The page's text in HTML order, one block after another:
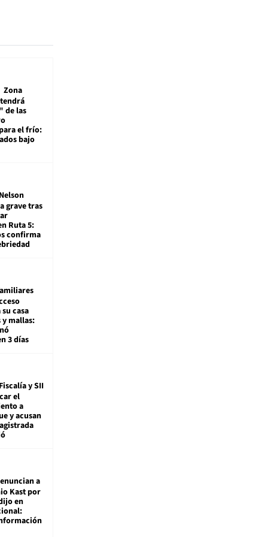
Zona
de las
el frío:
bajo
Nelson
grave tras
Ruta 5:
confirma
casa
mallas:
3 días
Fiscalía y SII
el
a
y acusan
a
Kast por
en